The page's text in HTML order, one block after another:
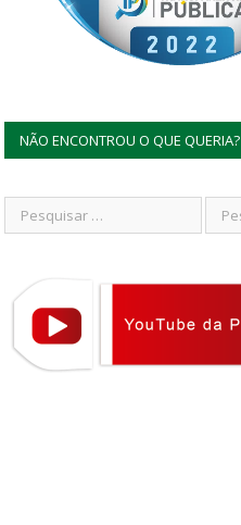
NÃO ENCONTROU O QUE QUERIA?